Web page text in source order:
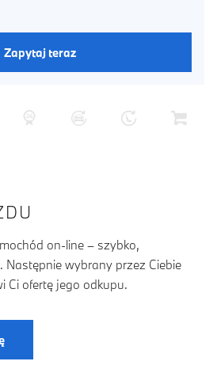
Zapytaj teraz
on-line – szybko,
Następnie wybrany przez Ciebie
Ci ofertę jego odkupu.